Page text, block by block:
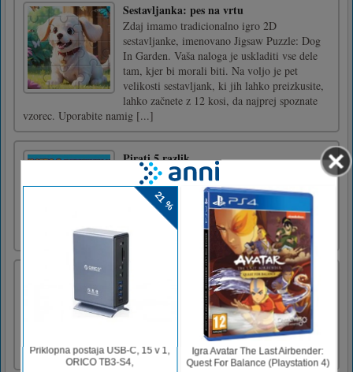
Sestavljanka: pes na vrtu
Zdaj imamo tradicionalno igro 2D
sestavljanke, imenovano Jigsaw Puzzle: Dog
In Garden. Vaša naloga je uskladiti vse dele
tam, kjer bi morali biti. Na voljo je pet
velikosti sestavljank, ki jih lahko preizkusite,
lahko začnete z 12 kosi, da najprej spoznate
vzorec. Uporabite namig [...]
Pirati 5 razlik
Točka 5 Razlike med dvema
slikama.Dotaknite se ali kliknite mesto, kjer
najdete razliko med dvema fotografijama
Igrajte se s hrčki in jih hranite s
piškotki!Kliknite sklepe, da jih odstranite.